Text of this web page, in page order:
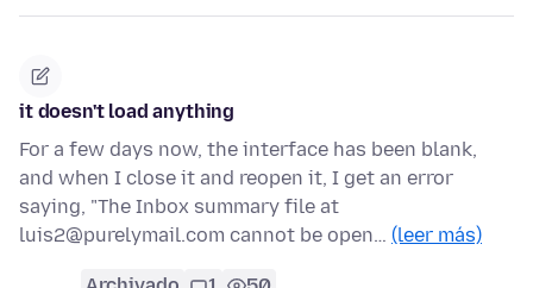
it doesn't load anything
For a few days now, the interface has been blank,
and when I close it and reopen it, I get an error
saying, "The Inbox summary file at
luis2@purelymail.com cannot be open… (leer más)